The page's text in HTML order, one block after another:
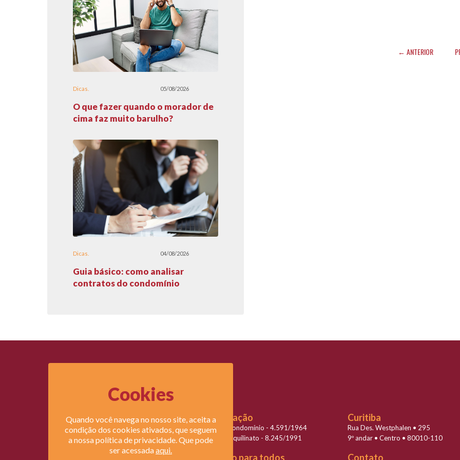
Cookies
Quando você navega no nosso site, aceita a
condição dos cookies ativados, que seguem
a nossa política de privacidade. Que pode
ser acessadaaqui.
← ANTERIOR
Dicas 05/08/2026
O que fazer quando o morador de
cima faz muito barulho?
Dicas 04/08/2026
Guia básico: como analisar
contratos do condomínio
Legislação
Lei do Condomínio - 4.591/1964
Lei do Inquilinato - 8.245/1991
Direito para todos
Curitiba
Rua Des. Westphalen • 295
9º andar • Centro • 80010-110
Contato